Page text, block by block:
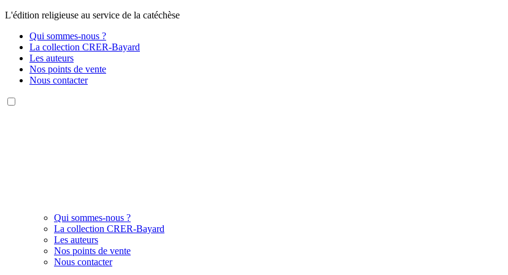
L'édition religieuse au service de la catéchèse
Qui sommes-nous ?
La collection CRER-Bayard
Les auteurs
Nos points de vente
Nous contacter
Qui sommes-nous ?
La collection CRER-Bayard
Les auteurs
Nos points de vente
Nous contacter